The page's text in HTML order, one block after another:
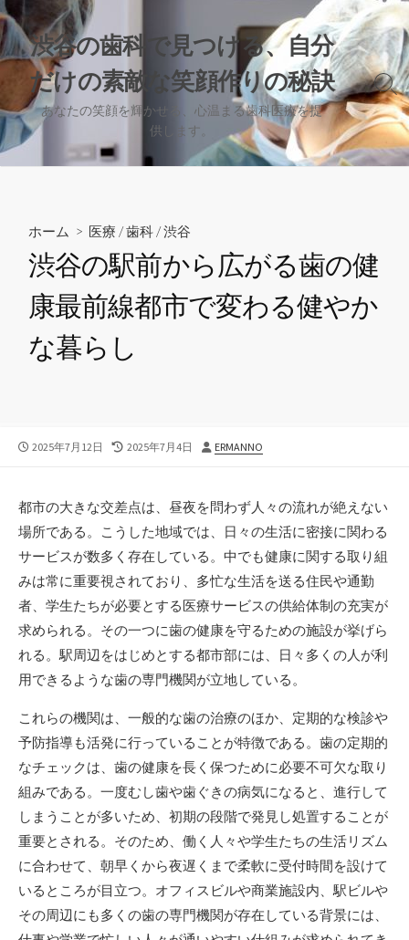
コ
ン
テ
ン
ツ
へ
ス
キ
渋谷の歯科で見つける、自分
だけの素敵な笑顔作りの秘訣
あなたの笑顔を輝かせる、心温まる歯科医療を提
供します。
検
索
切
り
替
ホーム > 医療 /歯科 /渋谷
渋谷の駅前から広がる歯の健
康最前線都市で変わる健やか
な暮らし
公
2025年7月12日
最
新
日
2025年7月4日
投
ERMANNO
都市の大きな交差点は、昼夜を問わず人々の流れが絶えない
場所である。
こうした地域では、日々の生活に密接に関わる
サービスが数多く存在している。中でも健康に関する取り組
みは常に重要視されており、多忙な生活を送る住民や通勤
者、学生たちが必要とする医療サービスの供給体制の充実が
求められる。その一つに歯の健康を守るための施設が挙げら
れる。駅周辺をはじめとする都市部には、日々多くの人が利
用できるような歯の専門機関が立地している。
これらの機関は、一般的な歯の治療のほか、定期的な検診や
予防指導も活発に行っていることが特徴である。歯の定期的
なチェックは、歯の健康を長く保つために必要不可欠な取り
組みである。一度むし歯や歯ぐきの病気になると、進行して
しまうことが多いため、初期の段階で発見し処置することが
重要とされる。そのため、働く人々や学生たちの生活リズム
に合わせて、朝早くから夜遅くまで柔軟に受付時間を設けて
いるところが目立つ。オフィスビルや商業施設内、駅ビルや
その周辺にも多くの歯の専門機関が存在している背景には、